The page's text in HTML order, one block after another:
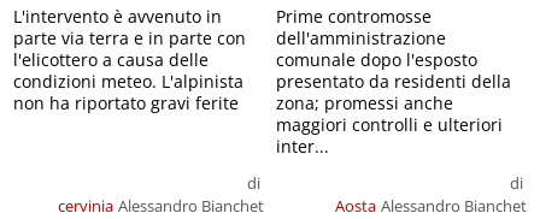
cervinia
di
Alessandro Bianchet
L'intervento è avvenuto in
parte via terra e in parte con
l'elicottero a causa delle
condizioni meteo. L'alpinista
non ha riportato gravi ferite
Aosta
di
Alessandro Bianchet
Prime contromosse
dell'amministrazione
comunale dopo l'esposto
presentato da residenti della
zona; promessi anche
maggiori controlli e ulteriori
inter...